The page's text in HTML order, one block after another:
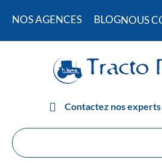
NOS AGENCES BLOGNOUS
Contactez nos experts